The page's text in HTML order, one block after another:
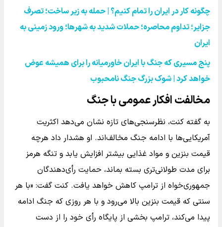
چگونه کار در ایران را تمام کنیم؟ | حمله به زیر ساخت؛ تصرف
جزایر؛ تداوم محاصره؛ حملات شدید به شهرها؛ ورود زمینی به
ایران
پنج مسیری که جنگ با ایران خاورمیانه را برای همیشه عوض
خواهد کرد | شوک بزرگ جنگ نامحبوب
مخالفت افکار عمومی با جنگ
به گفته کنت، نظرسنجی‌های تازه نشان می‌دهد اکثریت
آمریکایی‌ها با ادامه جنگ مخالف‌اند. او هشدار داد هرچه
قیمت بنزین و مواد غذایی بیشتر افزایش یابد و تنگه هرمز
برای مدت طولانی‌تری بسته بماند، حمایت رأی‌دهندگان
جمهوری‌خواه از ترامپ کاهش خواهد یافت. کنت گفت: «با هر
سنتی که قیمت بنزین بالا می‌رود و با هر روزی که جنگ ادامه
پیدا می‌کند، ترامپ بخشی از پایگاه رأی خود را از دست